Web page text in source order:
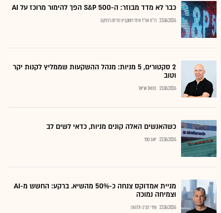
כבר לא מדד מבוזר: ה-S&P 500 הפך להימור מרוכז על AI
23.06.2026 רו"ח ועו"ד איתי רושקביץ ודרינה רזניקוב
2 סקטורים, 5 מניות: מנהל ההשקעות שממליץ לקנות יקר
וטוב
23.06.2026 נתנאל אריאל
כשהאנשים האלה קונים מניות, כדאי לשים לב
22.06.2026 יואב ספר
מניית אמדוקס צנחה כ-50% מהשיא. ברקע: החשש מ-AI
וצמיחה נמוכה
22.06.2026 שירי חביב-ולדהורן